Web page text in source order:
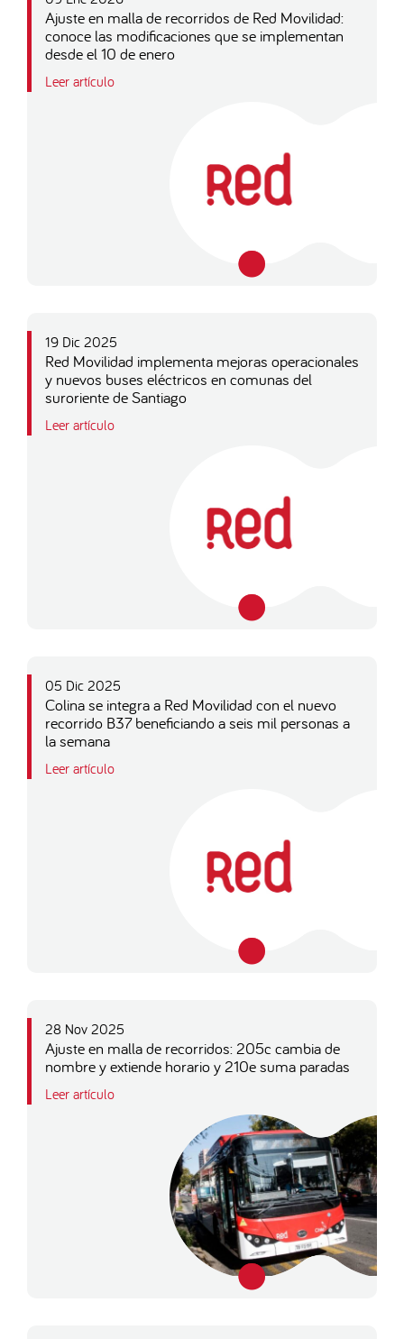
Ajuste en malla de recorridos de Red Movilidad:
conoce las modificaciones que se implementan
desde el 10 de enero
Leer artículo
19 Dic 2025
Red Movilidad implementa mejoras operacionales
y nuevos buses eléctricos en comunas del
suroriente de Santiago
Leer artículo
05 Dic 2025
Colina se integra a Red Movilidad con el nuevo
recorrido B37 beneficiando a seis mil personas a
la semana
Leer artículo
28 Nov 2025
Ajuste en malla de recorridos: 205c cambia de
nombre y extiende horario y 210e suma paradas
Leer artículo